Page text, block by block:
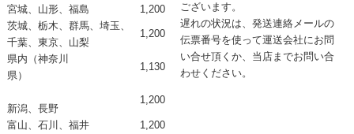
宮城、山形、福島
1,200
茨城、栃木、群馬、埼玉、
千葉、東京、山梨
1,200
県内（神奈川
県）
新潟、長野
1,130
1,200
富山、石川、福井
1,200
ございます。
遅れの状況は、発送連絡メールの
伝票番号を使って運送会社にお問
い合せ頂くか、当店までお問い合
わせください。